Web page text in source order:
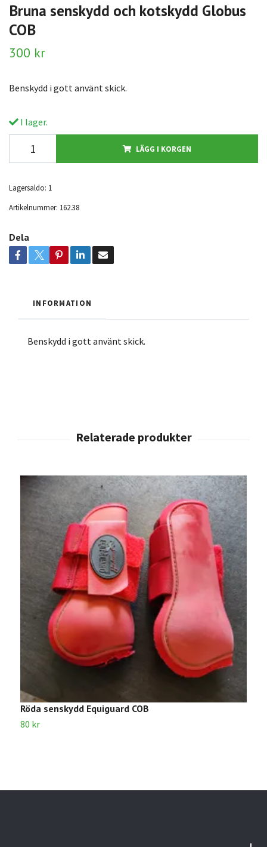
Bruna senskydd och kotskydd Globus
COB
300 kr
Benskydd i gott använt skick.
I lager.
LÄGG I KORGEN
Lagersaldo: 1
Artikelnummer: 162.38
Dela
INFORMATION
Benskydd i gott använt skick.
Röda senskydd Equiguard COB
80 kr